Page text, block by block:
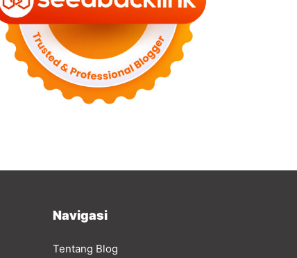
Navigasi
Tentang Blog